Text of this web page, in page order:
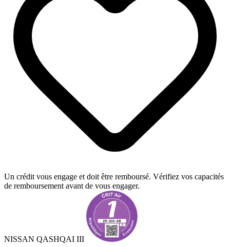
Un crédit vous engage et doit être remboursé. Vérifiez vos capacités
de remboursement avant de vous engager.
NISSAN QASHQAI III